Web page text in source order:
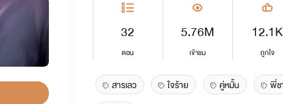
32
ตอน
5.76M
เข้าชม
12.1K
ถูกใจ
สารเลว ใจร้าย คู่หมั้น
พี่ช